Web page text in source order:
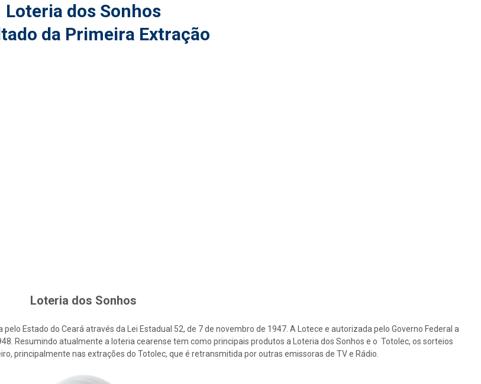
Loteria dos Sonhos
da Primeira Extração
Loteria dos Sonhos
Estado do Ceará através da Lei Estadual 52, de 7 de novembro de 1947. A Lotece e autorizada pelo Governo Federal a
Resumindo atualmente a loteria cearense tem como principais produtos a Loteria dos Sonhos e o Totolec, os sorteios
principalmente nas extrações do Totolec, que é retransmitida por outras emissoras de TV e Rádio.